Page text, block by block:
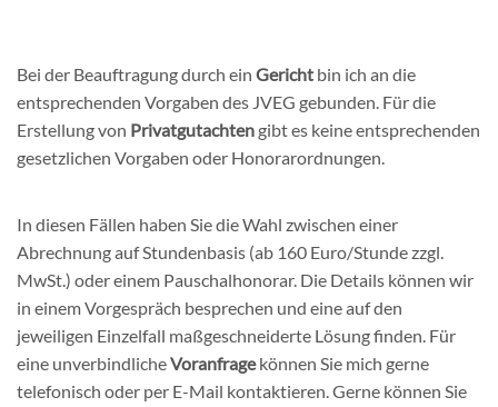
Bei der Beauftragung durch ein Gericht bin ich an die
entsprechenden Vorgaben des JVEG gebunden. Für die
Erstellung von Privatgutachten gibt es keine entsprechenden
gesetzlichen Vorgaben oder Honorarordnungen.
In diesen Fällen haben Sie die Wahl zwischen einer
Abrechnung auf Stundenbasis (ab 160 Euro/Stunde zzgl.
MwSt.) oder einem Pauschalhonorar. Die Details können wir
in einem Vorgespräch besprechen und eine auf den
jeweiligen Einzelfall maßgeschneiderte Lösung finden. Für
eine unverbindlicheVoranfragekönnen Sie mich gerne
telefonisch oder per E-Mail kontaktieren. Gerne können Sie